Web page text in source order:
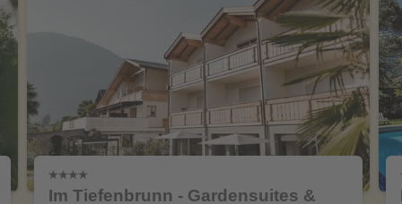
Im Tiefenbrunn - Gardensuites &